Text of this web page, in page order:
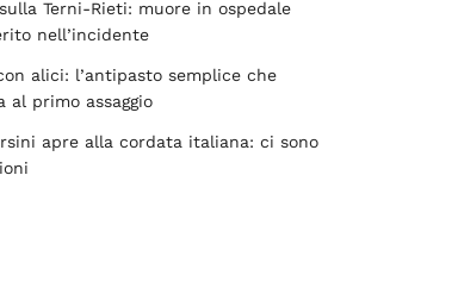
Terni-Rieti: muore in ospedale
nell’incidente
alici: l’antipasto semplice che
al primo assaggio
apre alla cordata italiana: ci sono